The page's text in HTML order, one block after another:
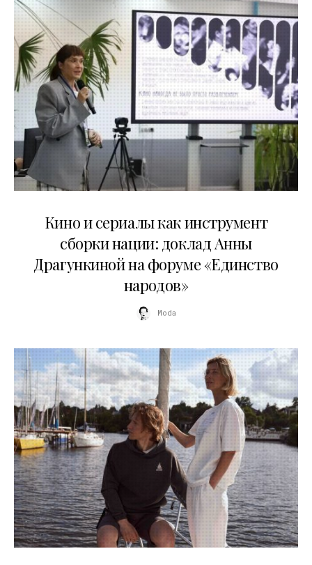
Кино и сериалы как инструмент
сборки нации: доклад Анны
Драгункиной на форуме «Единство
народов»
Moda